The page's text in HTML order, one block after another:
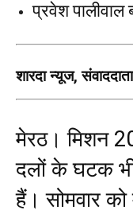
प्रवेश पालीवाल
शारदा न्यूज,
मेरठ। मिशन
दलों के घटक भी
हैं। सोमवार को